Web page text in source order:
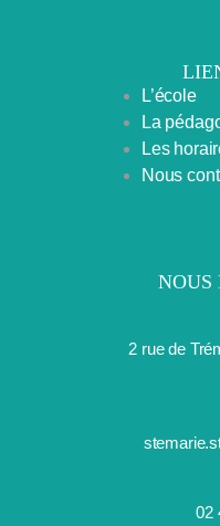
L’école
La
Les
Nous
NOUS
2 rue de
02